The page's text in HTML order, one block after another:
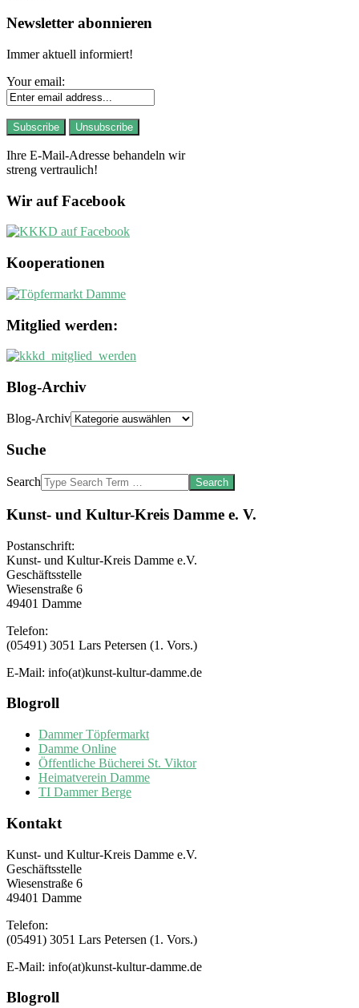
Newsletter abonnieren
Immer aktuell informiert!
Your email:
Ihre E-Mail-Adresse behandeln wir
streng vertraulich!
Wir auf Facebook
Kooperationen
Mitglied werden:
Blog-Archiv
Blog-Archiv
Suche
Search
Kunst- und Kultur-Kreis Damme e. V.
Postanschrift:
Kunst- und Kultur-Kreis Damme e.V.
Geschäftsstelle
Wiesenstraße 6
49401 Damme
Telefon:
(05491) 3051 Lars Petersen (1. Vors.)
E-Mail: info(at)kunst-kultur-damme.de
Blogroll
Dammer Töpfermarkt
Damme Online
Öffentliche Bücherei St. Viktor
Heimatverein Damme
TI Dammer Berge
Kontakt
Kunst- und Kultur-Kreis Damme e.V.
Geschäftsstelle
Wiesenstraße 6
49401 Damme
Telefon:
(05491) 3051 Lars Petersen (1. Vors.)
E-Mail: info(at)kunst-kultur-damme.de
Blogroll